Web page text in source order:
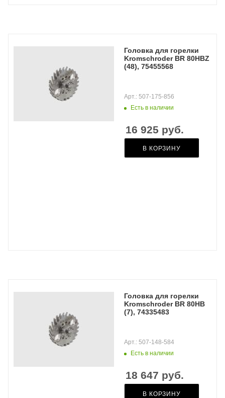
Головка для горелки
Kromschroder BR 80HBZ
(48), 75455568
Есть в наличии
Арт.: 507-175-856
16 925 руб.
В КОРЗИНУ
Головка для горелки
Kromschroder BR 80HB
(7), 74335483
Есть в наличии
Арт.: 507-148-584
18 647 руб.
В КОРЗИНУ